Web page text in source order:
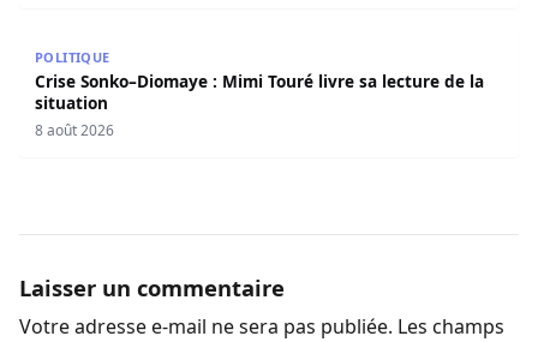
POLITIQUE
Crise Sonko–Diomaye : Mimi Touré livre sa lecture de la
situation
8 août 2026
Laisser un commentaire
Votre adresse e-mail ne sera pas publiée. Les champs